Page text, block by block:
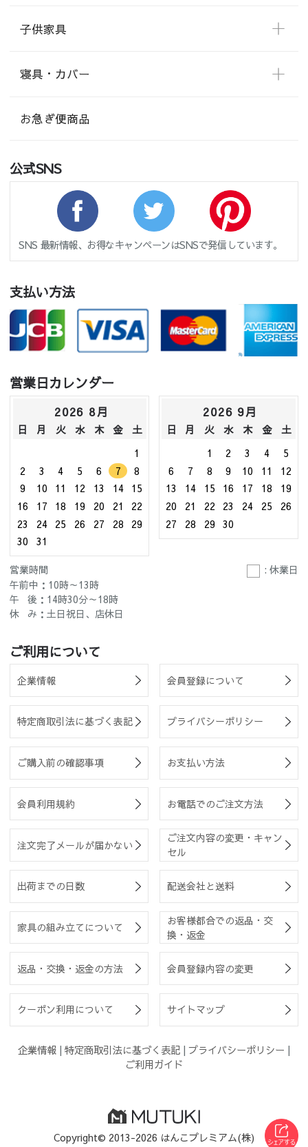
子供家具
寝具・カバー
お急ぎ便商品
公式SNS
SNS 最新情報、お得なキャンペーンはSNSで発信しています。
支払い方法
営業日カレンダー
2026 8月
日 月 火 水 木 金
土
1
2
3 4 5 6 7
8
9
10 11 12 13 14
15
16
17 18 19 20 21
22
23
24 25 26 27 28
29
30
31
2026 9月
日 月 火 水 木 金
土
1
2 3 4
5
6
7 8 9 10 11
12
13
14 15 16 17 18
19
20
21 22 23 24 25
26
27
28 29 30
営業時間
: 休業日
午前中：10時～13時
午 後：14時30分～18時
休 み：土日祝日、店休日
ご利用について
企業情報 会員登録について
特定商取引法に基づく表記 プライバシーポリシー
ご購入前の確認事項 お支払い方法
会員利用規約 お電話でのご注文方法
注文完了メールが届かない
ご注文内容の変更・キャン
セル
出荷までの日数 配送会社と送料
家具の組み立てについて
お客様都合での返品・交
換・返金
返品・交換・返金の方法 会員登録内容の変更
クーポン利用について サイトマップ
企業情報 | 特定商取引法に基づく表記 | プライバシーポリシー |
ご利用ガイド
Copyright© 2013-2026 はんこプレミアム(株)